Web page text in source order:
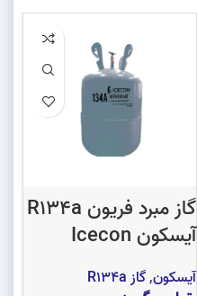
گاز مبرد فریون R134a
آیسکون Icecon
آیسکون,گاز R134a